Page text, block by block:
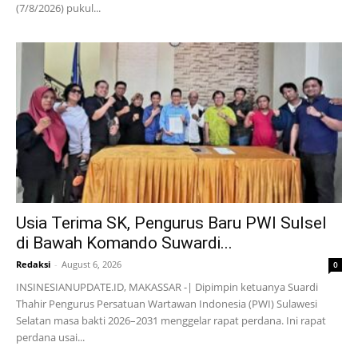
(7/8/2026) pukul...
Usia Terima SK, Pengurus Baru PWI Sulsel
di Bawah Komando Suwardi...
Redaksi - August 6, 2026 0
INSINESIANUPDATE.ID, MAKASSAR -| Dipimpin ketuanya Suardi
Thahir Pengurus Persatuan Wartawan Indonesia (PWI) Sulawesi
Selatan masa bakti 2026–2031 menggelar rapat perdana. Ini rapat
perdana usai...